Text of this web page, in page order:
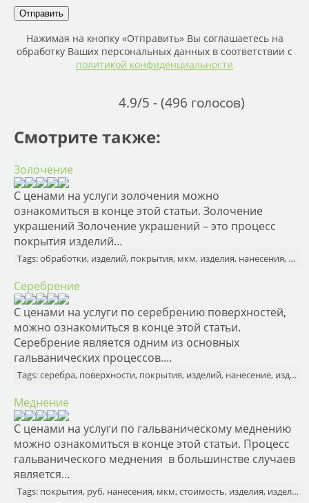
Нажимая на кнопку «Отправить» Вы соглашаетесь на
обработку Ваших персональных данных в соответствии с
политикой конфиденциальности
4.9/5 - (496 голосов)
Смотрите также:
Золочение
С ценами на услуги золочения можно
ознакомиться в конце этой статьи. Золочение
украшений Золочение украшений – это процесс
покрытия изделий…
Tags: обработки, изделий, покрытия, мкм, изделия, нанесения, золота
Серебрение
С ценами на услуги по серебрению поверхностей,
можно ознакомиться в конце этой статьи.
Серебрение является одним из основных
гальванических процессов.…
Tags: серебра, поверхности, покрытия, изделий, нанесение, изделия
Меднение
С ценами на услуги по гальваническому меднению
можно ознакомиться в конце этой статьи. Процесс
гальванического меднения в большинстве случаев
является…
Tags: покрытия, руб, нанесения, мкм, стоимость, изделия, изделий, детали